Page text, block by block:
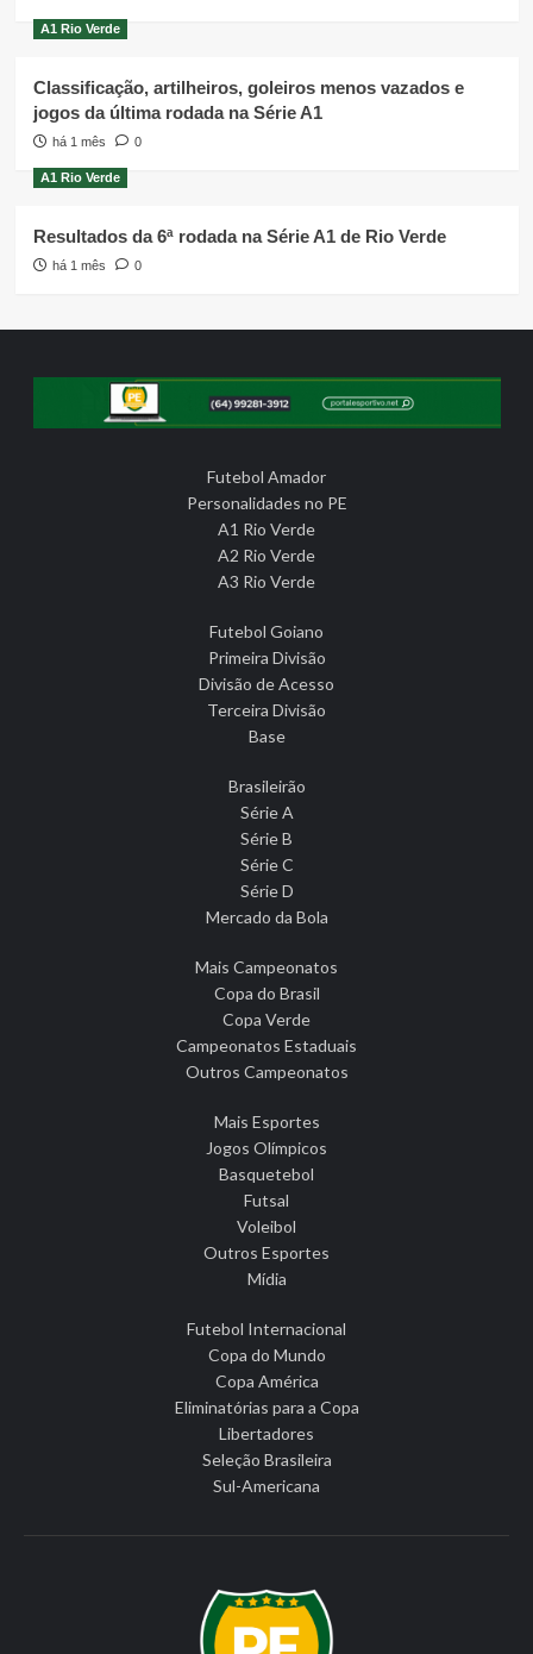
A1 Rio Verde
Classificação, artilheiros, goleiros menos vazados e
jogos da última rodada na Série A1
há 1 mês 0
A1 Rio Verde
Resultados da 6ª rodada na Série A1 de Rio Verde
há 1 mês 0
Futebol Amador
Personalidades no PE
A1 Rio Verde
A2 Rio Verde
A3 Rio Verde
Futebol Goiano
Primeira Divisão
Divisão de Acesso
Terceira Divisão
Base
Brasileirão
Série A
Série B
Série C
Série D
Mercado da Bola
Mais Campeonatos
Copa do Brasil
Copa Verde
Campeonatos Estaduais
Outros Campeonatos
Mais Esportes
Jogos Olímpicos
Basquetebol
Futsal
Voleibol
Outros Esportes
Mídia
Futebol Internacional
Copa do Mundo
Copa América
Eliminatórias para a Copa
Libertadores
Seleção Brasileira
Sul-Americana